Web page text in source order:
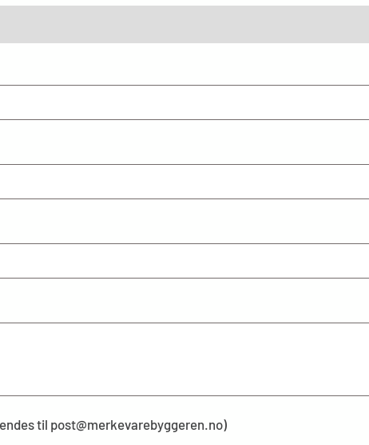
til post@merkevarebyggeren.no)